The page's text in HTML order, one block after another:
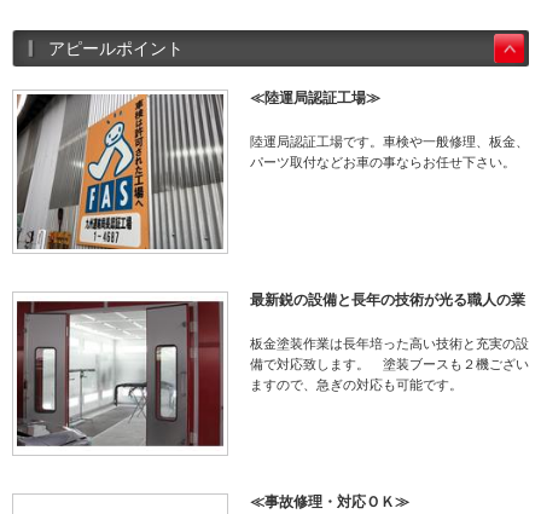
アピールポイント
≪陸運局認証工場≫
陸運局認証工場です。車検や一般修理、板金、
パーツ取付などお車の事ならお任せ下さい。
最新鋭の設備と長年の技術が光る職人の業
板金塗装作業は長年培った高い技術と充実の設
備で対応致します。 塗装ブースも２機ござい
ますので、急ぎの対応も可能です。
≪事故修理・対応ＯＫ≫